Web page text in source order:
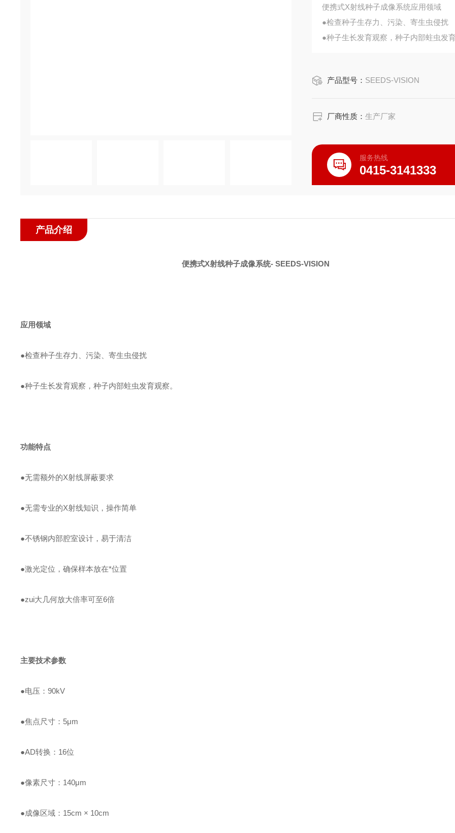
便携式X射线种子成像系统应用领域
●检查种子生存力、污染、寄生虫侵扰
●种子生长发育观察，种子内部蛀虫发
产品型号： SEEDS-VISION
厂商性质：生产厂家
服务热线
0415-3141333
产品介绍
便携式X射线种子成像系统- SEEDS-VISION
应用领域
●检查种子生存力、污染、寄生虫侵扰
●种子生长发育观察，种子内部蛀虫发育观察。
功能特点
●无需额外的X射线屏蔽要求
●无需专业的X射线知识，操作简单
●不锈钢内部腔室设计，易于清洁
●激光定位，确保样本放在*位置
●zui大几何放大倍率可至6倍
主要技术参数
●电压：90kV
●焦点尺寸：5μm
●AD转换：16位
●像素尺寸：140μm
●成像区域：15cm × 10cm